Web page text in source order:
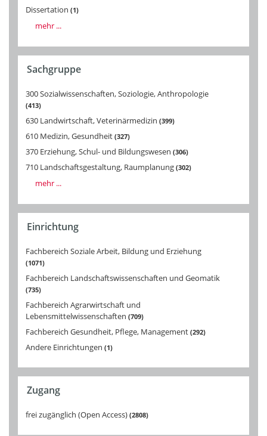
Dissertation 1
mehr ...
Sachgruppe
300 Sozialwissenschaften, Soziologie, Anthropologie
413
630 Landwirtschaft, Veterinärmedizin 399
610 Medizin, Gesundheit 327
370 Erziehung, Schul- und Bildungswesen 306
710 Landschaftsgestaltung, Raumplanung 302
mehr ...
Einrichtung
Fachbereich Soziale Arbeit, Bildung und Erziehung
1071
Fachbereich Landschaftswissenschaften und Geomatik
735
Fachbereich Agrarwirtschaft und
Lebensmittelwissenschaften 709
Fachbereich Gesundheit, Pflege, Management 292
Andere Einrichtungen 1
Zugang
frei zugänglich (Open Access) 2808